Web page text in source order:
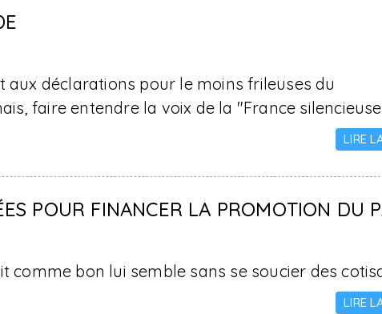
aux déclarations pour le moins frileuses du
faire entendre la voix de la "France
LIRE
POUR FINANCER LA PROMOTION DU
comme bon lui semble sans se soucier des
LIRE